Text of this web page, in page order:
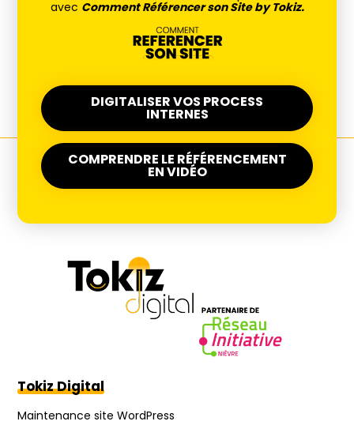
avec Comment Référencer son Site by Tokiz.
DIGITALISER VOS PROCESS
INTERNES
COMPRENDRE LE RÉFÉRENCEMENT
EN VIDÉO
Tokiz Digital
Maintenance site WordPress